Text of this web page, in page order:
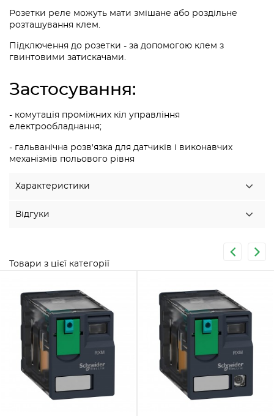
Розетки реле можуть мати змішане або роздільне
розташування клем.
Підключення до розетки - за допомогою клем з
гвинтовими затискачами.
Застосування:
- комутація проміжних кіл управління
електрообладнання;
- гальванічна розв'язка для датчиків і виконавчих
механізмів польового рівня
Характеристики
Відгуки
Товари з цієї категорії